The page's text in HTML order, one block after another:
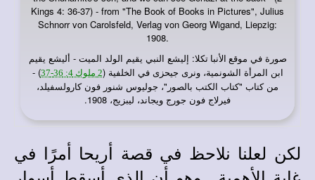
Kings 4: 36-37) - from "The Book of Books in Pictures", Julius
Schnorr von Carolsfeld, Verlag von Georg Wigand, Liepzig:
1908.
صورة في موقع الأنبا تكلا: إليشع النبي يقيم الولد الميت - أليشع يقيم
ابن المرأة الشونمية، ونرى جيحزى في الخلفية (2 ملوك 4: 36-37
) -
من كتاب "كتاب الكتب بالصور"، جوليوس شنور فون كارولسفيلد،
فيرلاج فون جورج ويجاند، ليبزيج، 1908.
لكن لعلنا نلاحظ في قصة أريحا أمرًا في